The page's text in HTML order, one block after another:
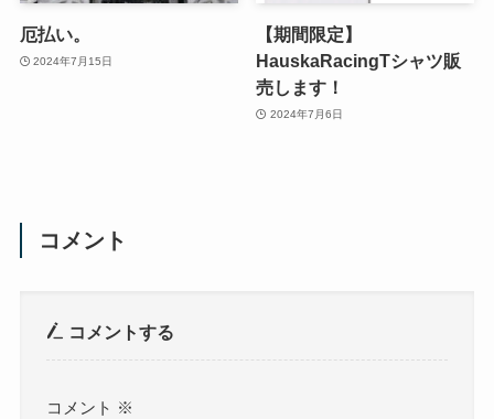
厄払い。
2024年7月15日
【期間限定】
HauskaRacingTシャツ販
売します！
2024年7月6日
コメント
コメントする
コメント ※